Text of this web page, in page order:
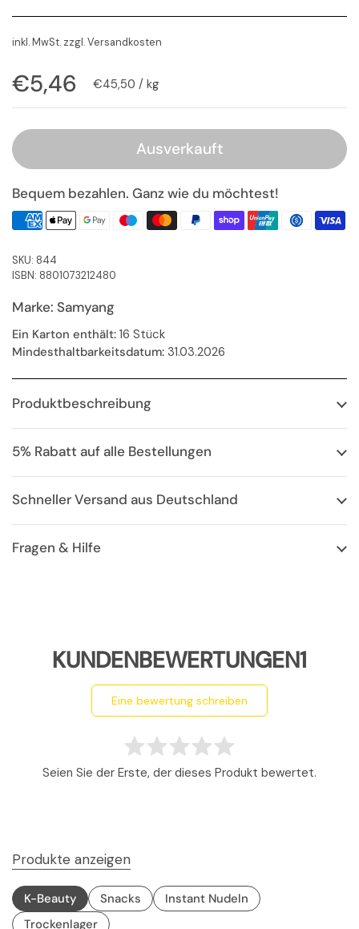
inkl. MwSt. zzgl.Versandkosten
Regulärer Preis
€5,46 Stückpreis
€45,50 / kg
Ausverkauft
Bequem bezahlen. Ganz wie du möchtest!
SKU: 844
ISBN: 8801073212480
Marke: Samyang
Ein Karton enthält: 16 Stück
Mindesthaltbarkeitsdatum: 31.03.2026
Produktbeschreibung
5% Rabatt auf alle Bestellungen
Schneller Versand aus Deutschland
Fragen & Hilfe
KUNDENBEWERTUNGEN1
eine bewertung schreiben
Seien Sie der Erste, der dieses Produkt bewertet.
Produkte anzeigen
K-Beauty Snacks
Instant Nudeln
Trockenlager